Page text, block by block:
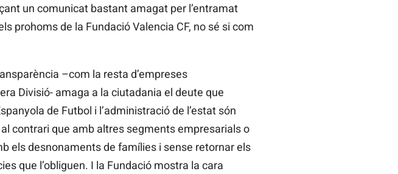
un comunicat bastant amagat per l’entramat
prohoms de la Fundació Valencia CF, no sé si com
–com la resta d’empreses
Divisió- amaga a la ciutadania el deute que
de Futbol i l’administració de l’estat són
contrari que amb altres segments empresarials o
els desnonaments de famílies i sense retornar els
que l’obliguen. I la Fundació mostra la cara